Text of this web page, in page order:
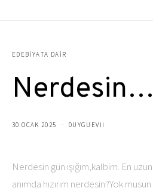
EDEBIYATA DAIR
Nerdesin…
30 OCAK 2025 DUYGUEVII
Nerdesin gün ışığım,kalbim. En
anımda hızırım nerdesin?Yok